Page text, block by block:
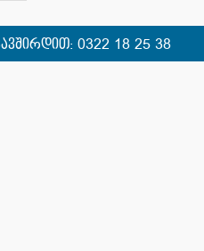
0322 18 25 38